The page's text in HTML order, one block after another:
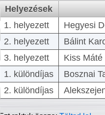
Helyezések
1. helyezett
Hegyesi
2. helyezett
Bálint
3. helyezett
Kiss
1. különdíjas
Bosznai
2. különdíjas